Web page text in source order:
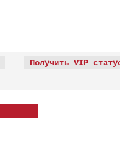
Получить VIP